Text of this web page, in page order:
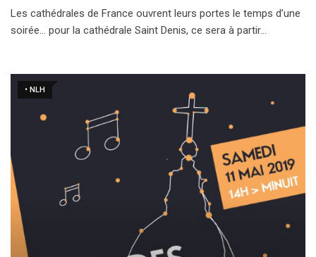
Les cathédrales de France ouvrent leurs portes le temps d’une
soirée… pour la cathédrale Saint Denis, ce sera à partir…
• NLH